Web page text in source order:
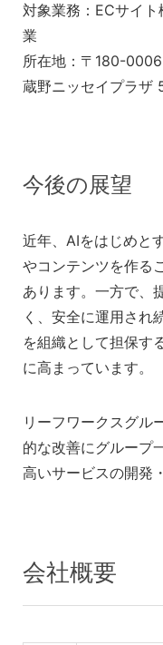
対象業務：ECサイ
業
所在地：〒180-
蔵野ニッセイプラザ
今後の展望
近年、AIをはじめと
やコンテンツを作る
あります。一方で、
く、安全に運用され
を組織として担保す
に高まっています。
リーフワークスグル
的な改善にグループ
高いサービスの開発
会社概要